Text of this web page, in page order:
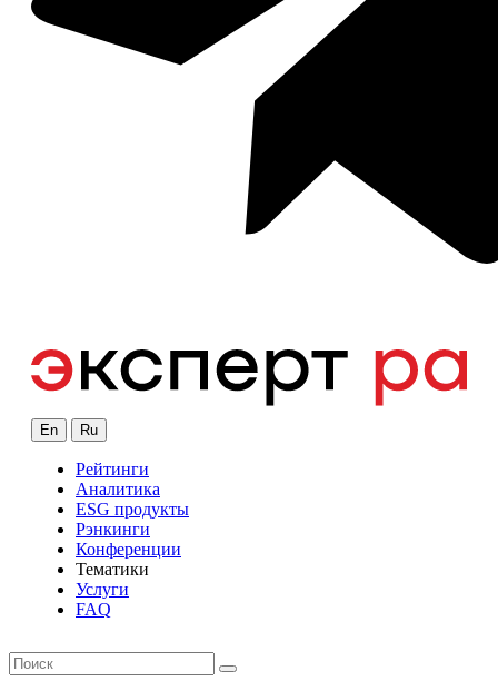
En Ru
Рейтинги
Аналитика
ESG продукты
Рэнкинги
Конференции
Тематики
Услуги
FAQ